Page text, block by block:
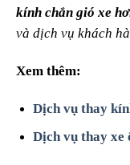
kính chắn gió xe
và dịch vụ khách
Xem thêm:
Dịch vụ thay
Dịch vụ thay xe